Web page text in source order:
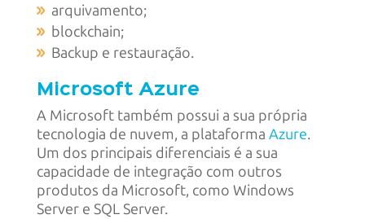
arquivamento;
blockchain;
Backup e restauração.
Microsoft Azure
A Microsoft também possui a sua própria
tecnologia de nuvem, a plataforma Azure.
Um dos principais diferenciais é a sua
capacidade de integração com outros
produtos da Microsoft, como Windows
Server e SQL Server.